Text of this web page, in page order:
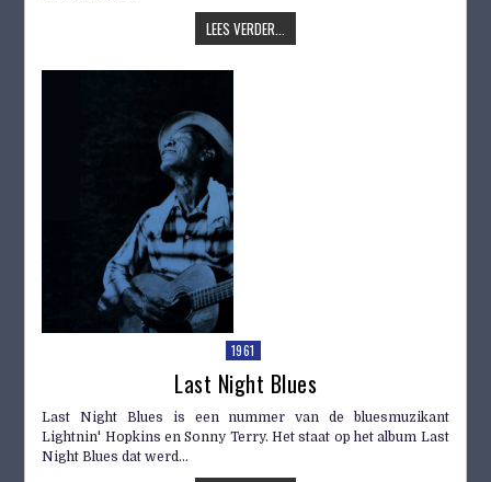
LEES VERDER...
1961
Last Night Blues
Last Night Blues is een nummer van de bluesmuzikant
Lightnin' Hopkins en Sonny Terry. Het staat op het album Last
Night Blues dat werd...